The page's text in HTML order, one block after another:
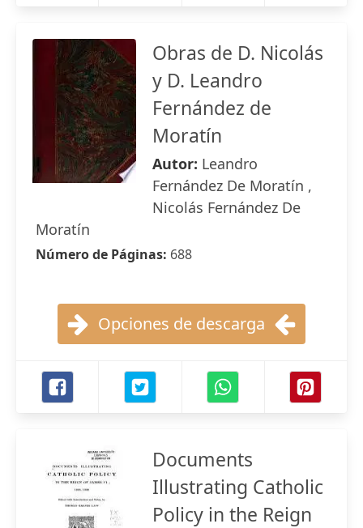
Obras de D. Nicolás
y D. Leandro
Fernández de
Moratín
Autor: Leandro
Fernández De Moratín ,
Nicolás Fernández De
Moratín
Número de Páginas: 688
Opciones de descarga
Documents
Illustrating Catholic
Policy in the Reign